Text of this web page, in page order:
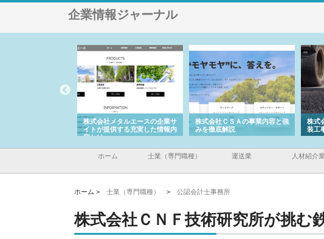
企業情報ジャーナル
株式会社メタルエースの企業サ
イトが提供する充実した情報内
容とは
株式会社ＣＳＡの事業内容と強
みを徹底解説
株式
装工
ホーム 士業（専門職種） 運送業 人材紹介
ホーム > 士業（専門職種） > 公認会計士事務所
株式会社ＣＮＦ技術研究所が挑む